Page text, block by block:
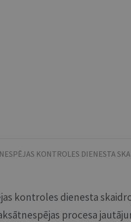
KONTROLES DIENESTA
kontroles dienesta
procesa